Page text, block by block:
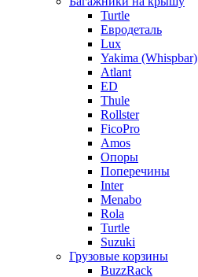
Turtle
Евродеталь
Lux
Yakima (Whispbar)
Atlant
ED
Thule
Rollster
FicoPro
Amos
Опоры
Поперечины
Inter
Menabo
Rola
Turtle
Suzuki
Грузовые корзины
BuzzRack